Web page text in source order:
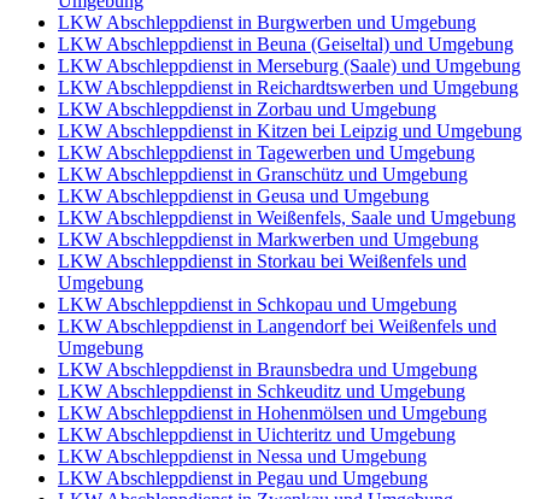
LKW Abschleppdienst in Burgwerben und Umgebung
LKW Abschleppdienst in Beuna (Geiseltal) und Umgebung
LKW Abschleppdienst in Merseburg (Saale) und Umgebung
LKW Abschleppdienst in Reichardtswerben und Umgebung
LKW Abschleppdienst in Zorbau und Umgebung
LKW Abschleppdienst in Kitzen bei Leipzig und Umgebung
LKW Abschleppdienst in Tagewerben und Umgebung
LKW Abschleppdienst in Granschütz und Umgebung
LKW Abschleppdienst in Geusa und Umgebung
LKW Abschleppdienst in Weißenfels, Saale und Umgebung
LKW Abschleppdienst in Markwerben und Umgebung
LKW Abschleppdienst in Storkau bei Weißenfels und
Umgebung
LKW Abschleppdienst in Schkopau und Umgebung
LKW Abschleppdienst in Langendorf bei Weißenfels und
Umgebung
LKW Abschleppdienst in Braunsbedra und Umgebung
LKW Abschleppdienst in Schkeuditz und Umgebung
LKW Abschleppdienst in Hohenmölsen und Umgebung
LKW Abschleppdienst in Uichteritz und Umgebung
LKW Abschleppdienst in Nessa und Umgebung
LKW Abschleppdienst in Pegau und Umgebung